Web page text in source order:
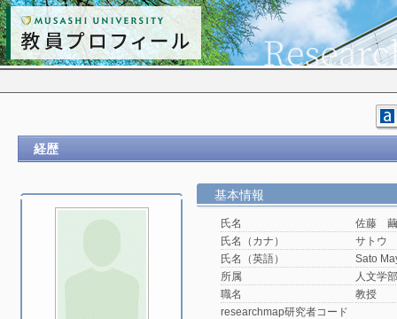
経歴
基本情報
氏名
佐藤
氏名（カナ）
サトウ
氏名（英語）
Sato
所属
人文学
職名
教授
researchmap研究者コード